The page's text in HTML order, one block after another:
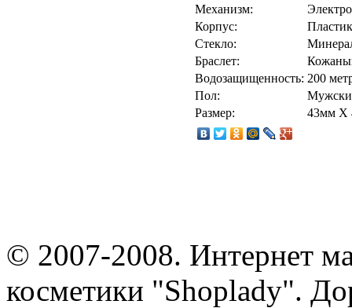
Механизм:
Корпус:
Пластик
Стекло:
Браслет:
Водозащищенность: 200
Пол:
Размер:
43мм X
© 2007-2008. Интернет
косметики "Shoplady".